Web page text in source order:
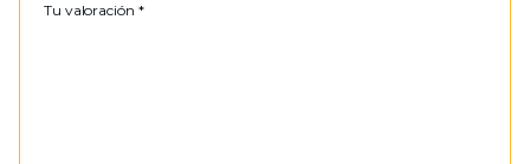
Tu valoración *